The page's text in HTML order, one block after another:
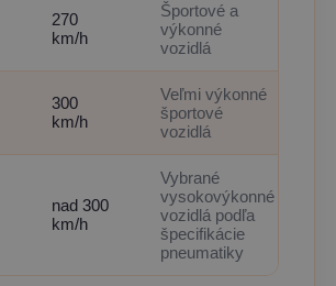
270
km/h
Športové a
výkonné
vozidlá
300
km/h
Veľmi výkonné
športové
vozidlá
nad 300
km/h
Vybrané
vysokovýkonné
vozidlá podľa
špecifikácie
pneumatiky